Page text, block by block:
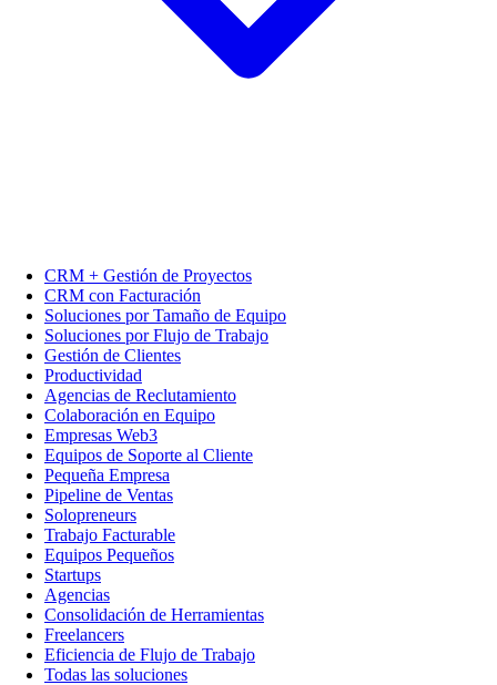
CRM + Gestión de Proyectos
CRM con Facturación
Soluciones por Tamaño de Equipo
Soluciones por Flujo de Trabajo
Gestión de Clientes
Productividad
Agencias de Reclutamiento
Colaboración en Equipo
Empresas Web3
Equipos de Soporte al Cliente
Pequeña Empresa
Pipeline de Ventas
Solopreneurs
Trabajo Facturable
Equipos Pequeños
Startups
Agencias
Consolidación de Herramientas
Freelancers
Eficiencia de Flujo de Trabajo
Todas las soluciones